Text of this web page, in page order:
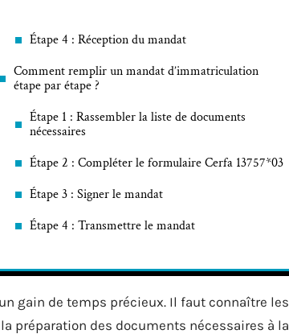
Étape 4 : Réception du mandat
Comment remplir un mandat d’immatriculation
étape par étape ?
Étape 1 : Rassembler la liste de documents
nécessaires
Étape 2 : Compléter le formulaire Cerfa 13757*03
Étape 3 : Signer le mandat
Étape 4 : Transmettre le mandat
gain de temps précieux. Il faut connaître les
préparation des documents nécessaires à la